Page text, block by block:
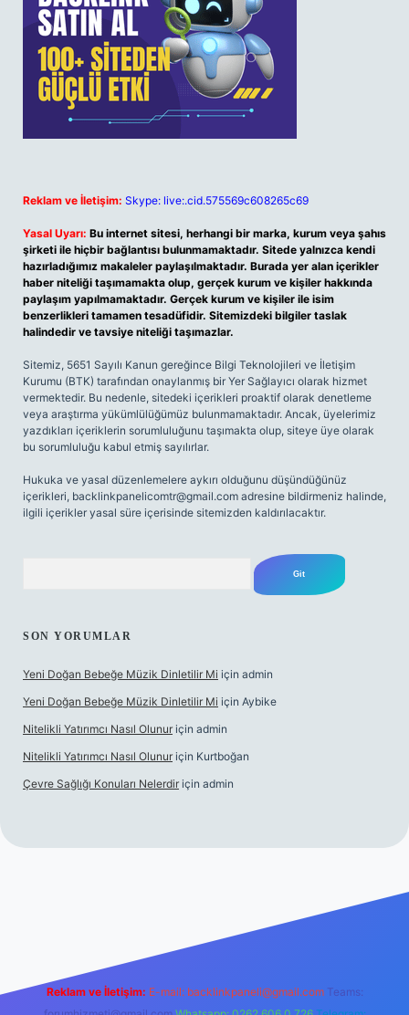
Reklam ve İletişim: Skype: live:.cid.575569c608265c69
Yasal Uyarı: Bu internet sitesi, herhangi bir marka, kurum veya şahıs
şirketi ile hiçbir bağlantısı bulunmamaktadır. Sitede yalnızca kendi
hazırladığımız makaleler paylaşılmaktadır. Burada yer alan içerikler
haber niteliği taşımamakta olup, gerçek kurum ve kişiler hakkında
paylaşım yapılmamaktadır. Gerçek kurum ve kişiler ile isim
benzerlikleri tamamen tesadüfidir. Sitemizdeki bilgiler taslak
halindedir ve tavsiye niteliği taşımazlar.
Sitemiz, 5651 Sayılı Kanun gereğince Bilgi Teknolojileri ve İletişim
Kurumu (BTK) tarafından onaylanmış bir Yer Sağlayıcı olarak hizmet
vermektedir. Bu nedenle, sitedeki içerikleri proaktif olarak denetleme
veya araştırma yükümlülüğümüz bulunmamaktadır. Ancak, üyelerimiz
yazdıkları içeriklerin sorumluluğunu taşımakta olup, siteye üye olarak
bu sorumluluğu kabul etmiş sayılırlar.
Hukuka ve yasal düzenlemelere aykırı olduğunu düşündüğünüz
içerikleri, backlinkpanelicomtr@gmail.com adresine bildirmeniz halinde,
ilgili içerikler yasal süre içerisinde sitemizden kaldırılacaktır.
SON YORUMLAR
Yeni Doğan Bebeğe Müzik Dinletilir Mi için admin
Yeni Doğan Bebeğe Müzik Dinletilir Mi için Aybike
Nitelikli Yatırımcı Nasıl Olunur için admin
Nitelikli Yatırımcı Nasıl Olunur için Kurtboğan
Çevre Sağlığı Konuları Nelerdir için admin
Reklam ve İletişim: E-mail: backlinkpaneli@gmail.com Teams: